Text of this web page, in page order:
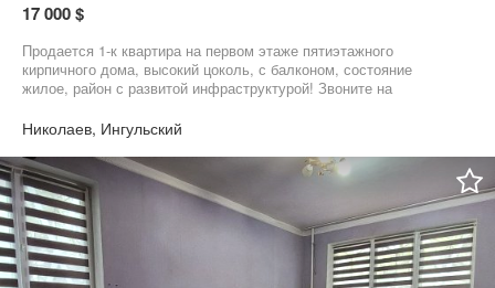
17 000 $
Продается 1-к квартира на первом этаже пятиэтажного
кирпичного дома, высокий цоколь, с балконом, состояние
жилое, район с развитой инфраструктурой! Звоните на
Николаев, Ингульский